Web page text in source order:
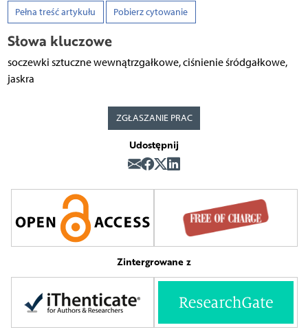
Pełna treść artykułu Pobierz cytowanie
Słowa kluczowe
soczewki sztuczne wewnątrzgałkowe, ciśnienie śródgałkowe,
jaskra
ZGŁASZANIE PRAC
Udostępnij
Zintergrowane z